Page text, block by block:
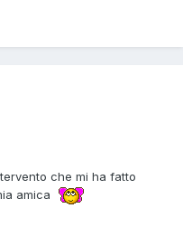
che mi ha fatto
amica